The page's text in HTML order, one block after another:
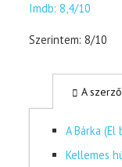
Imdb: 8,4/10
Szerintem: 8/10
A
A Bárka
Kellemes